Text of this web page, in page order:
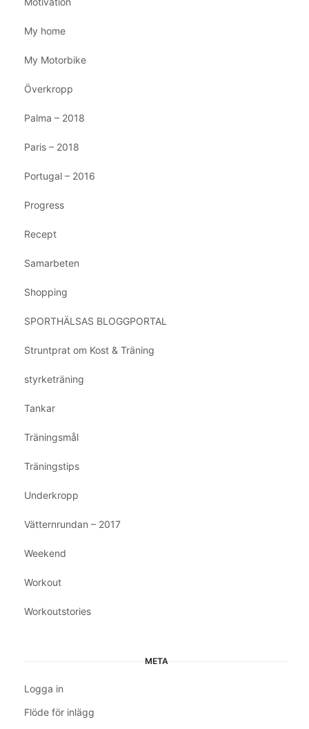
My home
My Motorbike
Överkropp
Palma – 2018
Paris – 2018
Portugal – 2016
Progress
Recept
Samarbeten
Shopping
SPORTHÄLSAS BLOGGPORTAL
Struntprat om Kost & Träning
styrketräning
Tankar
Träningsmål
Träningstips
Underkropp
Vätternrundan – 2017
Weekend
Workout
Workoutstories
META
Logga in
Flöde för inlägg